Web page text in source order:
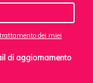
trattamento dei miei
di aggiornamento